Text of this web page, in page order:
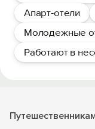
Апарт-отели
Молодежные
Работают в